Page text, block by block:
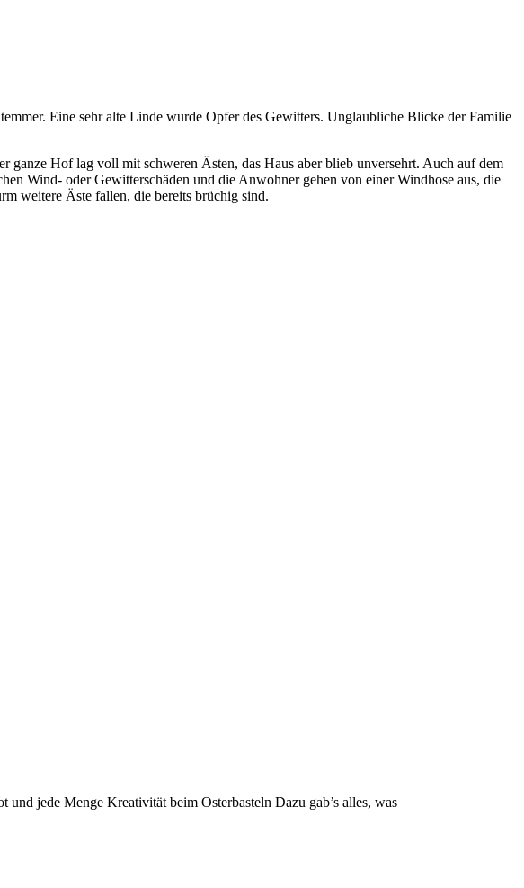
Eine sehr alte Linde wurde Opfer des Gewitters. Unglaubliche Blicke der Familie
Hof lag voll mit schweren Ästen, das Haus aber blieb unversehrt. Auch auf dem
Wind- oder Gewitterschäden und die Anwohner gehen von einer Windhose aus, die
weitere Äste fallen, die bereits brüchig sind.
jede Menge Kreativität beim Osterbasteln Dazu gab’s alles, was